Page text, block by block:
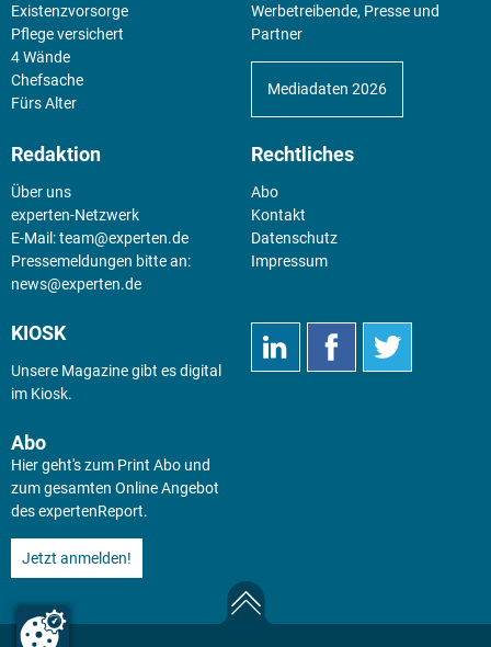
Existenz­vorsorge
Pflege versichert
4 Wände
Chefsache
Fürs Alter
Werbetreibende, Presse und
Partner
Mediadaten 2026
Redaktion
Über uns
experten-Netzwerk
E-Mail:team@experten.de
Pressemeldungen bitte an:
news@experten.de
Rechtliches
Abo
Kontakt
Datenschutz
Impressum
KIOSK
Unsere Magazine gibt es digital
im Kiosk.
Abo
Hier geht's zum Print Abo und
zum gesamten Online Angebot
des expertenReport.
Jetzt anmelden!